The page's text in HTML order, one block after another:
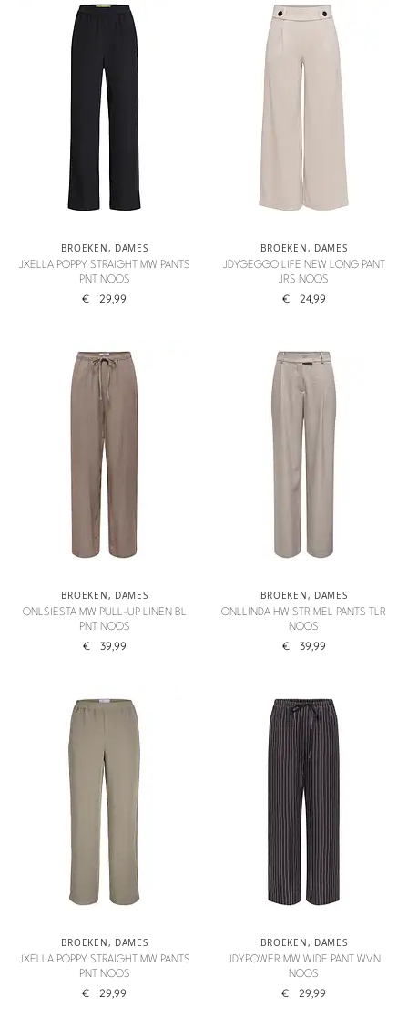
BROEKEN, DAMES
JXELLA POPPY STRAIGHT MW PANTS
PNT NOOS
€ 29,99
BROEKEN, DAMES
JDYGEGGO LIFE NEW LONG PANT
JRS NOOS
€ 24,99
BROEKEN, DAMES
ONLSIESTA MW PULL-UP LINEN BL
PNT NOOS
€ 39,99
BROEKEN, DAMES
ONLLINDA HW STR MEL PANTS TLR
NOOS
€ 39,99
BROEKEN, DAMES
JXELLA POPPY STRAIGHT MW PANTS
PNT NOOS
€ 29,99
BROEKEN, DAMES
JDYPOWER MW WIDE PANT WVN
NOOS
€ 29,99